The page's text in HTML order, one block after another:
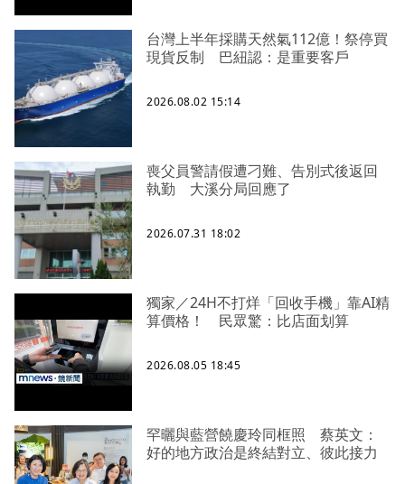
台灣上半年採購天然氣112億！祭停買
現貨反制 巴紐認：是重要客戶
2026.08.02 15:14
喪父員警請假遭刁難、告別式後返回
執勤 大溪分局回應了
2026.07.31 18:02
獨家／24H不打烊「回收手機」靠AI精
算價格！ 民眾驚：比店面划算
2026.08.05 18:45
罕曬與藍營饒慶玲同框照 蔡英文：
好的地方政治是終結對立、彼此接力